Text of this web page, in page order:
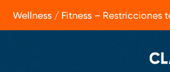
Wellness / Fitness – Restricciones